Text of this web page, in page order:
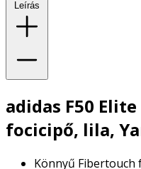
Leírás
adidas F50
focicipő, lila,
Könnyű Fibertouch